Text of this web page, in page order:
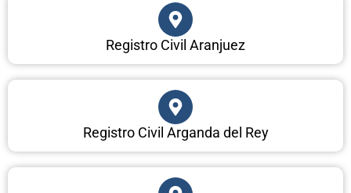
Registro Civil Aranjuez
Registro Civil Arganda del Rey